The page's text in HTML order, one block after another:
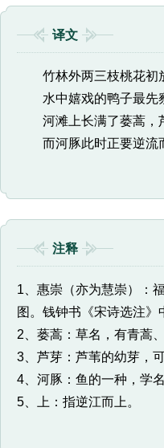
译文
竹林外两三枝桃花初
水中嬉戏的鸭子最先察
河滩上长满了蒌蒿，
而河豚此时正要逆流而
注释
1、惠崇（亦为慧崇）：
图。钱钟书《宋诗选注》
2、蒌蒿：草名，有青蒿
3、芦芽：芦苇的幼芽，可
4、河豚：鱼的一种，学
5、上：指逆江而上。